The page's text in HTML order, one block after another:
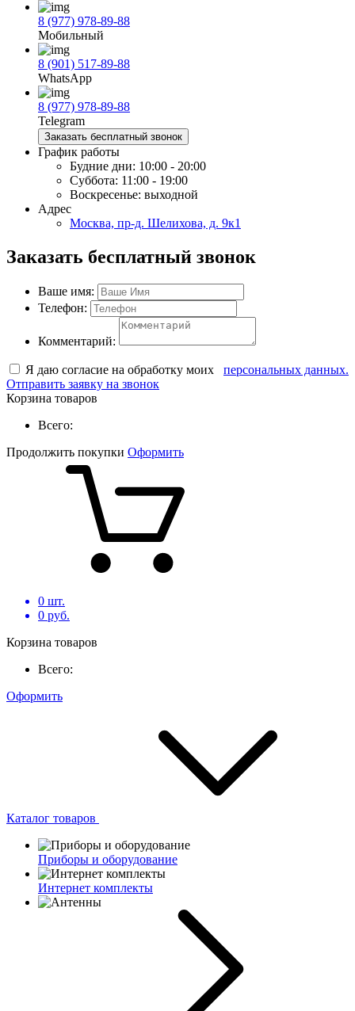
8 (977) 978-89-88
Мобильный
8 (901) 517-89-88
WhatsApp
8 (977) 978-89-88
Telegram
Заказать бесплатный звонок
График работы
Будние дни: 10:00 - 20:00
Суббота: 11:00 - 19:00
Воскресенье: выходной
Адрес
Москва, пр-д. Шелихова, д. 9к1
Заказать бесплатный звонок
Ваше имя:
Телефон:
Комментарий:
Я даю согласие на обработку моих
персональных данных.
Отправить заявку на звонок
Корзина товаров
Всего:
Продолжить покупки Оформить
0 шт.
0 руб.
Корзина товаров
Всего:
Оформить
Каталог товаров
Приборы и оборудование
Интернет комплекты